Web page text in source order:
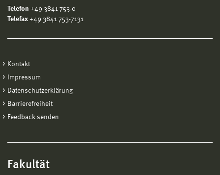
Telefon +49 3841 753-0
Telefax +49 3841 753-7131
Kontakt
Impressum
Datenschutzerklärung
Barrierefreiheit
Feedback senden
Fakultät